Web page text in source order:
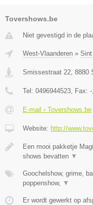
Tovershows.be
Niet gevestigd in de
West-Vlaanderen » Sint
Smissestraat 22, 8880
Tel: 0496944523, Fax: -
E-mail › Tovershows.be
Website: http://
Een mooi pakketje
shows bevatten ▼
Goochelshow, grime,
poppenshow, ▼
Er wordt gewerkt op